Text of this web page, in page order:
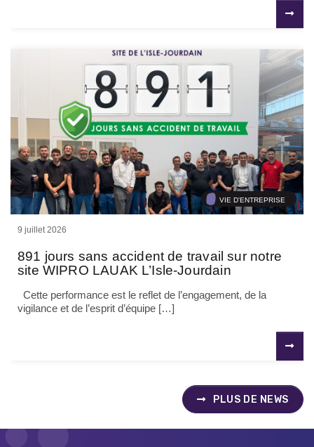
VIE D'ENTREPRISE
9 juillet 2026
891 jours sans accident de travail sur notre
site WIPRO LAUAK L’Isle-Jourdain
Cette performance est le reflet de l’engagement, de la
vigilance et de l’esprit d’équipe […]
PLUS DE NEWS